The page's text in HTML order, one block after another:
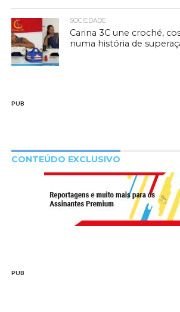
SOCIEDADE
Carina 3C une croché,
numa história de
PUB
CONTEÚDO EXCLUSIVO
PUB